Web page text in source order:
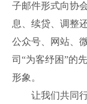
子邮件形式向协
息、续贷、调整
公众号、网站、
司“为客纾困”的
形象。
让我们共同行